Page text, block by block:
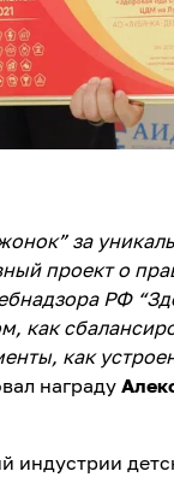
за
проект о
РФ
как
как
награду
индустрии